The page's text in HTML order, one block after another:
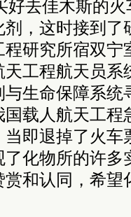
好去佳木斯的
，这时接到了
研究所宿双宁
工程航天员系
生命保障系统
载人航天工程
即退掉了火车
了化物所的许多
和认同，希望